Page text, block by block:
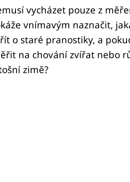
vycházet pouze z
vnímavým naznačit,
o staré pranostiky, a
na chování zvířat nebo
zimě?